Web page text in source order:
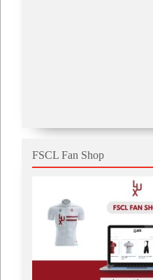
FSCL Fan Shop